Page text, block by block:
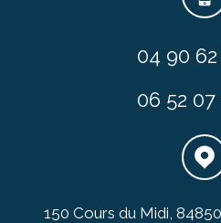
04 90 62
06 52
150 Cours du Midi,